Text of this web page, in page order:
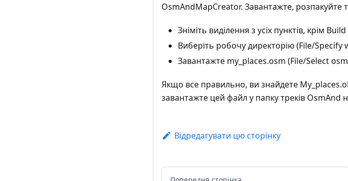
OsmAndMapCreator. Завантажте, розпакуйте
Зніміть виділення з усіх пунктів, крім
Виберіть робочу директорію (File/
Завантажте my_places.osm (File/Select
Якщо все правильно, ви знайдете
завантажте цей файл у папку треків OsmAnd
Відредагувати цю сторінку